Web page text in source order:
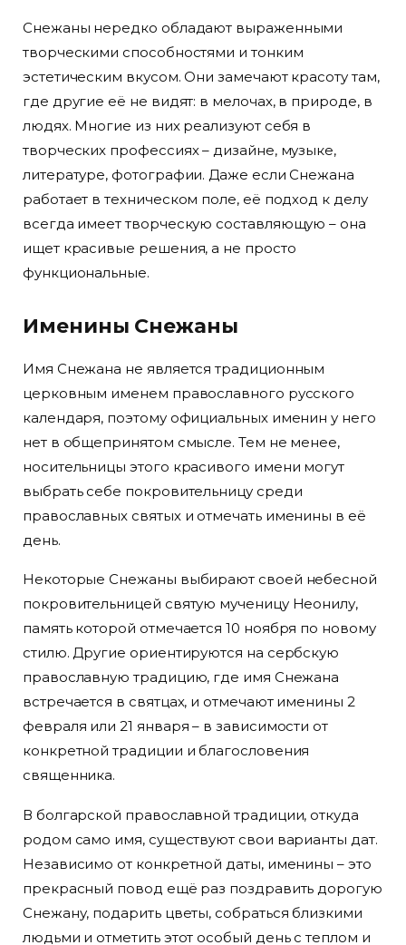
Снежаны нередко обладают выраженными
творческими способностями и тонким
эстетическим вкусом. Они замечают красоту там,
где другие её не видят: в мелочах, в природе, в
людях. Многие из них реализуют себя в
творческих профессиях – дизайне, музыке,
литературе, фотографии. Даже если Снежана
работает в техническом поле, её подход к делу
всегда имеет творческую составляющую – она
ищет красивые решения, а не просто
функциональные.
Именины Снежаны
Имя Снежана не является традиционным
церковным именем православного русского
календаря, поэтому официальных именин у него
нет в общепринятом смысле. Тем не менее,
носительницы этого красивого имени могут
выбрать себе покровительницу среди
православных святых и отмечать именины в её
день.
Некоторые Снежаны выбирают своей небесной
покровительницей святую мученицу Неонилу,
память которой отмечается 10 ноября по новому
стилю. Другие ориентируются на сербскую
православную традицию, где имя Снежана
встречается в святцах, и отмечают именины 2
февраля или 21 января – в зависимости от
конкретной традиции и благословения
священника.
В болгарской православной традиции, откуда
родом само имя, существуют свои варианты дат.
Независимо от конкретной даты, именины – это
прекрасный повод ещё раз поздравить дорогую
Снежану, подарить цветы, собраться близкими
людьми и отметить этот особый день с теплом и